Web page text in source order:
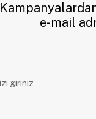
e-mail